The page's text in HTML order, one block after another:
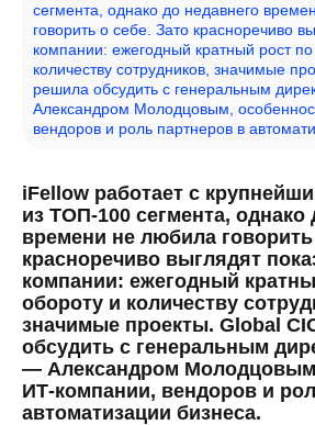
сегмента, однако до недавнего
говорить о себе. Зато красноречиво
компании: ежегодный кратный рост
количеству сотрудников, значимые
решила обсудить с генеральным
Александром Молодцовым,
вендоров и роль партнеров в
iFellow работает с
из ТОП-100 сегмента, однако
времени не любила
красноречиво выглядят
компании: ежегодный
обороту и количеству
значимые проекты. Global
обсудить с генеральным
— Александром
ИТ-компании, вендоров и
автоматизации бизнеса.